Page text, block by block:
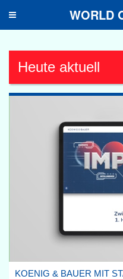
Toggle
WORLD
Heute aktuell
KOENIG & BAUER MIT